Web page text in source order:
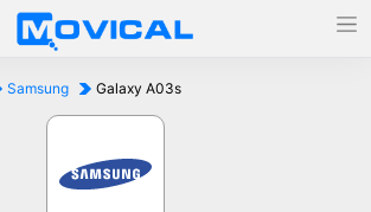
Samsung Galaxy A03s